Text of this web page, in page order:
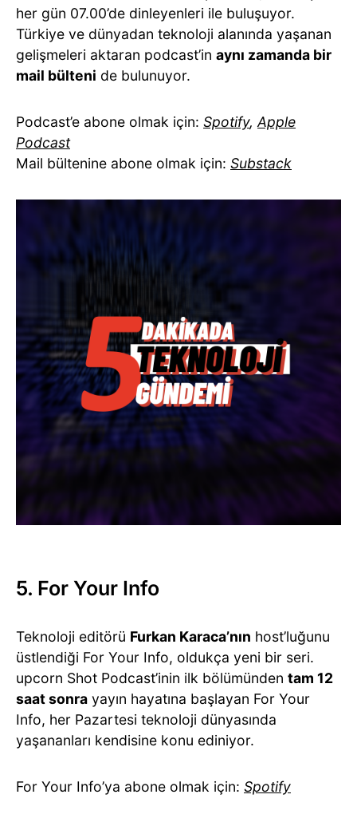
her gün 07.00’de dinleyenleri ile buluşuyor.
Türkiye ve dünyadan teknoloji alanında yaşanan
gelişmeleri aktaran podcast’in aynı zamanda bir
mail bülteni de bulunuyor.
Podcast’e abone olmak için: Spotify, Apple
Podcast
Mail bültenine abone olmak için: Substack
5. For Your Info
Teknoloji editörü Furkan Karaca’nın host’luğunu
üstlendiği For Your Info, oldukça yeni bir seri.
upcorn Shot Podcast’inin ilk bölümünden tam 12
saat sonra yayın hayatına başlayan For Your
Info, her Pazartesi teknoloji dünyasında
yaşananları kendisine konu ediniyor.
For Your Info’ya abone olmak için: Spotify